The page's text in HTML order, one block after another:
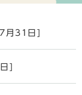
月31日]
]